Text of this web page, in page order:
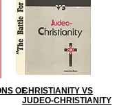
OFCHRISTIANITY VS
JUDEO-CHRISTIANITY